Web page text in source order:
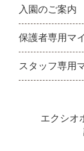
入園のご案内
保護者専用マ
スタッフ専用
エクシオ